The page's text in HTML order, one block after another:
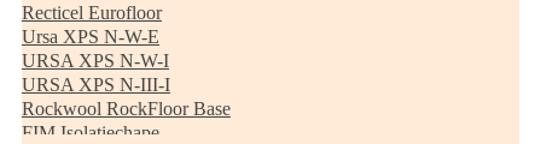
Recticel Eurofloor
Ursa XPS N-W-E
URSA XPS N-W-I
URSA XPS N-III-I
Rockwool RockFloor Base
FIM Isolatiechape